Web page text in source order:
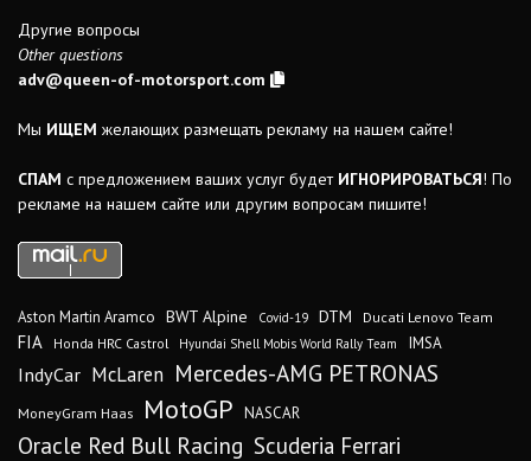
Другие вопросы
Other questions
adv@queen-of-motorsport.com
Мы ИЩЕМ желающих размещать рекламу на нашем сайте!
СПАМ с предложением ваших услуг будет ИГНОРИРОВАТЬСЯ! По
рекламе на нашем сайте или другим вопросам пишите!
Aston Martin Aramco BWT Alpine Covid-19 DTM Ducati Lenovo Team
FIA Honda HRC Castrol Hyundai Shell Mobis World Rally Team IMSA
IndyCar McLaren Mercedes-AMG PETRONAS
MoneyGram Haas MotoGP NASCAR
Oracle Red Bull Racing Scuderia Ferrari